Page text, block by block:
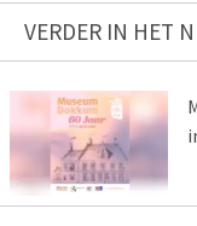
VERDER IN HET